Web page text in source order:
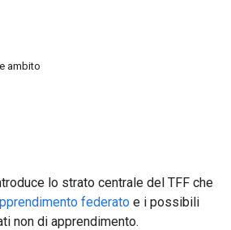
ambito
lo strato centrale del TFF che
federato e i possibili
non di apprendimento.